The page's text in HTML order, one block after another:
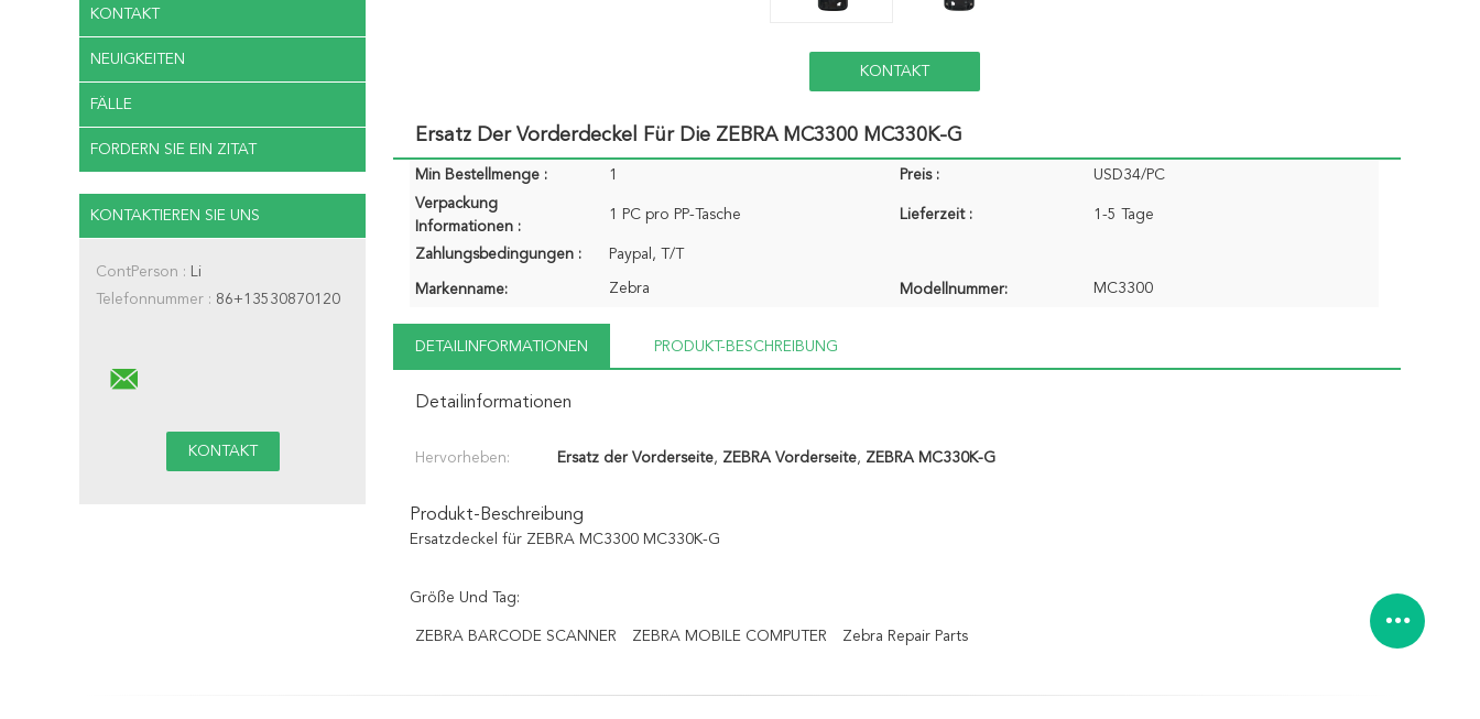
KONTAKT
NEUIGKEITEN
FÄLLE
FORDERN SIE EIN ZITAT
KONTAKTIEREN SIE UNS
ContPerson : Li
Telefonnummer : 86+13530870120
KONTAKT
Ersatz Der Vorderdeckel Für Die ZEBRA MC3300 MC330K-G
Min Bestellmenge : 1 Preis :
USD34/PC
Verpackung
Informationen :
1 PC pro PP-Tasche Lieferzeit : 1-5 Tage
Zahlungsbedingungen : Paypal, T/T
Markenname: Zebra Modellnummer: MC3300
DETAILINFORMATIONEN PRODUKT-BESCHREIBUNG
Detailinformationen
Hervorheben: Ersatz der Vorderseite, ZEBRA Vorderseite, ZEBRA MC330K-G
Produkt-Beschreibung
Ersatzdeckel für ZEBRA MC3300 MC330K-G
Größe Und Tag:
ZEBRA BARCODE SCANNER ZEBRA MOBILE COMPUTER Zebra Repair Parts